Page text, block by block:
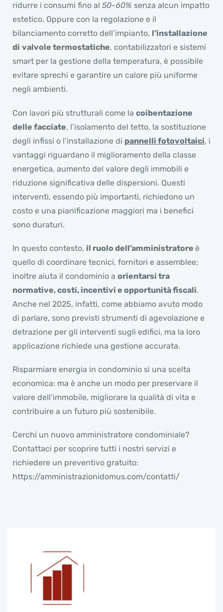
ridurre i consumi fino al 50-60% senza alcun impatto
estetico. Oppure con la regolazione e il
bilanciamento corretto dell’impianto, l’installazione
di valvole termostatiche, contabilizzatori e sistemi
smart per la gestione della temperatura, è possibile
evitare sprechi e garantire un calore più uniforme
negli ambienti.
Con lavori più strutturali come la coibentazione
delle facciate, l’isolamento del tetto, la sostituzione
degli infissi o l’installazione di pannelli fotovoltaici, i
vantaggi riguardano il miglioramento della classe
energetica, aumento del valore degli immobili e
riduzione significativa delle dispersioni. Questi
interventi, essendo più importanti, richiedono un
costo e una pianificazione maggiori ma i benefici
sono duraturi.
In questo contesto, il ruolo dell’amministratore è
quello di coordinare tecnici, fornitori e assemblee;
inoltre aiuta il condominio a orientarsi tra
normative, costi, incentivi e opportunità fiscali.
Anche nel 2025, infatti, come abbiamo avuto modo
di parlare, sono previsti strumenti di agevolazione e
detrazione per gli interventi sugli edifici, ma la loro
applicazione richiede una gestione accurata.
Risparmiare energia in condominio sì una scelta
economica: ma è anche un modo per preservare il
valore dell’immobile, migliorare la qualità di vita e
contribuire a un futuro più sostenibile.
Cerchi un nuovo amministratore condominiale?
Contattaci per scoprire tutti i nostri servizi e
richiedere un preventivo gratuito:
https://amministrazionidomus.com/contatti/